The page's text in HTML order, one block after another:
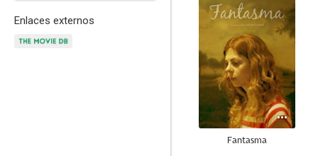
Enlaces externos
Fantasma